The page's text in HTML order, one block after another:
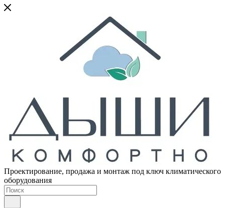
Проектирование, продажа и монтаж под ключ климатического
оборудования